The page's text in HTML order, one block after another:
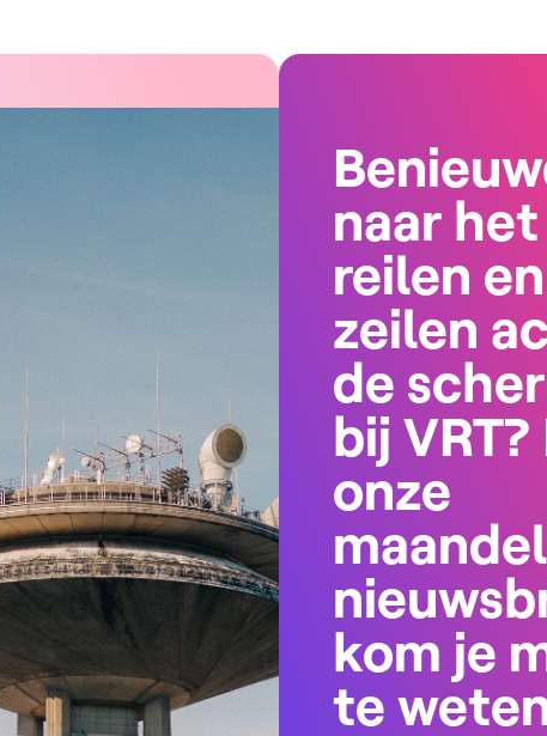
naar het
reilen en
zeilen
de
bij VRT?
onze
kom je
te